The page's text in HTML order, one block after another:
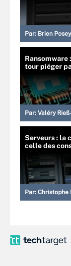
Par: Brien Posey
Ransomware
tour piéger
Par: Valéry
Serveurs : la
celle des
Par: Christophe